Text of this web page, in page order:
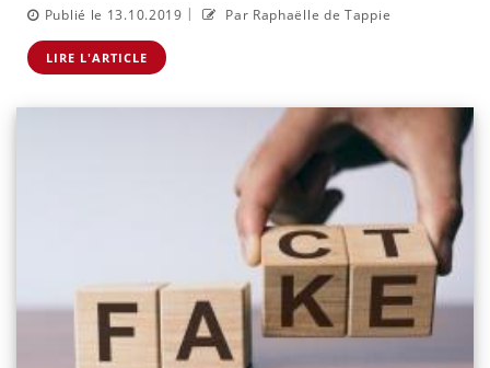
Publié le 13.10.2019 | Par Raphaëlle de Tappie
LIRE L'ARTICLE